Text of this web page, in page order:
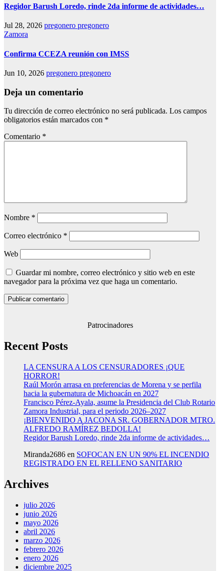
Regidor Barush Loredo, rinde 2da informe de actividades…
Jul 28, 2026 pregonero pregonero
Zamora
Confirma CCEZA reunión con IMSS
Jun 10, 2026 pregonero pregonero
Deja un comentario
Tu dirección de correo electrónico no será publicada. Los campos
obligatorios están marcados con *
Comentario *
Nombre *
Correo electrónico *
Web
Guardar mi nombre, correo electrónico y sitio web en este
navegador para la próxima vez que haga un comentario.
Patrocinadores
Recent Posts
LA CENSURA A LOS CENSURADORES ¡QUE
HORROR!
Raúl Morón arrasa en preferencias de Morena y se perfila
hacia la gubernatura de Michoacán en 2027
Francisco Pérez-Ayala, asume la Presidencia del Club Rotario
Zamora Industrial, para el periodo 2026–2027
¡BIENVENIDO A JACONA SR. GOBERNADOR MTRO.
ALFREDO RAMÍREZ BEDOLLA!
Regidor Barush Loredo, rinde 2da informe de actividades…
Miranda2686 en SOFOCAN EN UN 90% EL INCENDIO
REGISTRADO EN EL RELLENO SANITARIO
Archives
julio 2026
junio 2026
mayo 2026
abril 2026
marzo 2026
febrero 2026
enero 2026
diciembre 2025